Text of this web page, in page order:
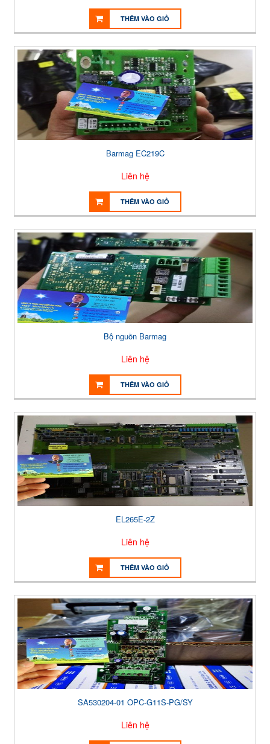
THÊM VÀO GIỎ
Barmag EC219C
Liên hệ
THÊM VÀO GIỎ
Bộ nguồn Barmag
Liên hệ
THÊM VÀO GIỎ
EL265E-2Z
Liên hệ
THÊM VÀO GIỎ
SA530204-01 OPC-G11S-PG/SY
Liên hệ